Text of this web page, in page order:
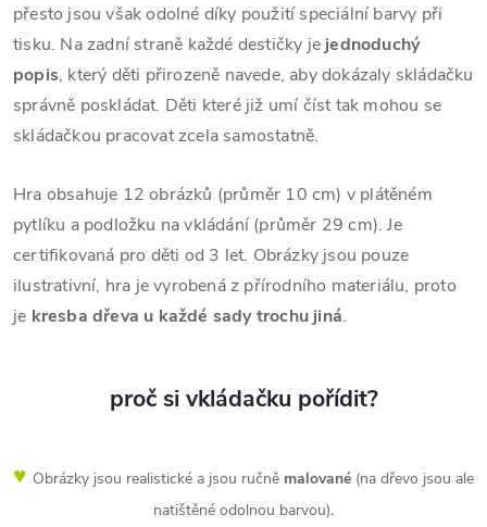
přesto jsou však odolné díky použití speciální barvy při
tisku. Na zadní straně každé destičky je jednoduchý
popis, který děti přirozeně navede, aby dokázaly skládačku
správně poskládat. Děti které již umí číst tak mohou se
skládačkou pracovat zcela samostatně.
Hra obsahuje 12 obrázků (průměr 10 cm) v plátěném
pytlíku a podložku na vkládání (průměr 29 cm). Je
certifikovaná pro děti od 3 let. Obrázky jsou pouze
ilustrativní, hra je vyrobená z přírodního materiálu, proto
je kresba dřeva u každé sady trochu jiná.
proč si vkládačku pořídit?
♥ Obrázky jsou realistické a jsou ručně malované (na dřevo jsou ale
natištěné odolnou barvou).